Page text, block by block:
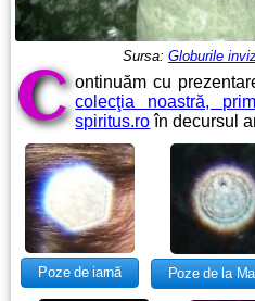
Sursa: Globurile
C ontinuăm cu
colecţia noastră,
spiritus.roîn decursul
Poze de iarnă Poze de la